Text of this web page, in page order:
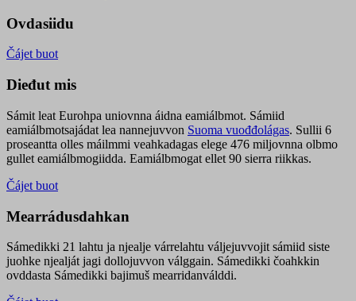
Ovdasiidu
Čájet buot
Dieđut mis
Sámit leat Eurohpa uniovnna áidna eamiálbmot. Sámiid
eamiálbmotsajádat lea nannejuvvon Suoma vuođđolágas. Sullii 6
proseantta olles máilmmi veahkadagas elege 476 miljovnna olbmo
gullet eamiálbmogiidda. Eamiálbmogat ellet 90 sierra riikkas.
Čájet buot
Mearrádusdahkan
Sámedikki 21 lahtu ja njealje várrelahtu váljejuvvojit sámiid siste
juohke njealját jagi dollojuvvon válggain. Sámedikki čoahkkin
ovddasta Sámedikki bajimuš mearridanválddi.